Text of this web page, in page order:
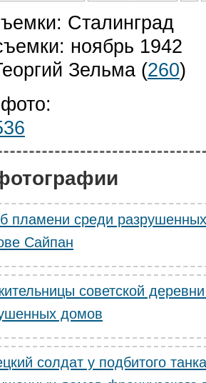
Сталинград
ноябрь 1942
Зельма (260)
пламени среди
Сайпан
советской
домов
солдат у подбитого